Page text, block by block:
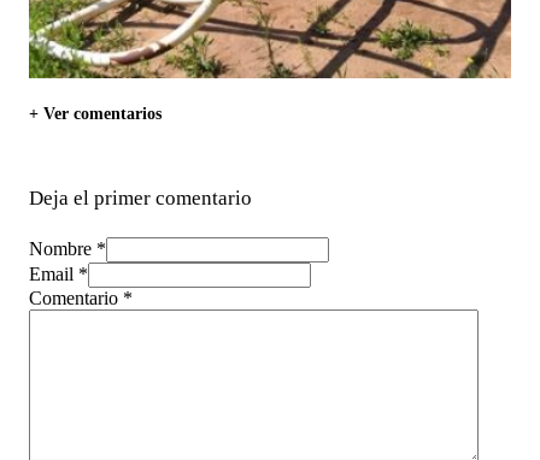
+ Ver comentarios
Deja el primer comentario
Nombre *
Email *
Comentario *